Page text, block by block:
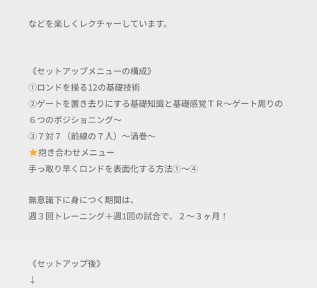
などを楽しくレクチャーしています。
《セットアップメニューの構成》
①ロンドを操る12の基礎技術
②ゲートを置き去りにする基礎知識と基礎感覚ＴＲ〜ゲート周りの
６つのポジショニング〜
③７対７（前線の７人）〜渦巻〜
抱き合わせメニュー
手っ取り早くロンドを表面化する方法①～④
無意識下に身につく期間は、
週３回トレーニング＋週1回の試合で、２〜３ヶ月！
《セットアップ後》
↓